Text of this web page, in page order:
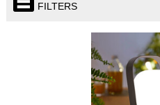
FILTERS